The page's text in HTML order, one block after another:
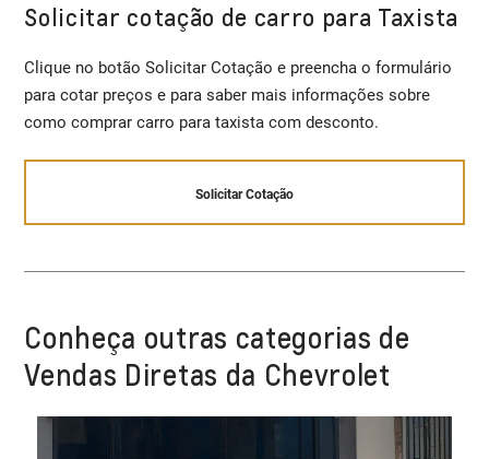
Solicitar cotação de carro para Taxista
Clique no botão Solicitar Cotação e preencha o formulário
para cotar preços e para saber mais informações sobre
como comprar carro para taxista com desconto.
Solicitar Cotação
Conheça outras categorias de
Vendas Diretas da Chevrolet